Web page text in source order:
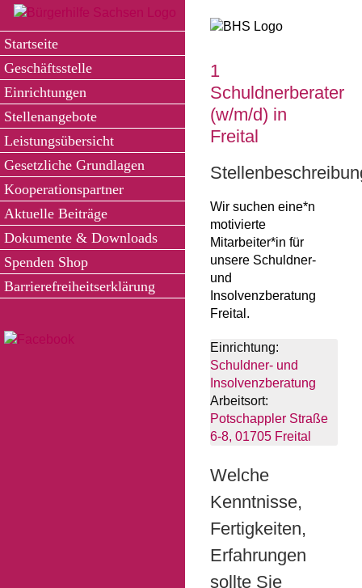
Zum
springen
Startseite
Geschäftsstelle
Einrichtungen
Stellenangebote
Leistungsübersicht
Gesetzliche Grundlagen
Kooperationspartner
Aktuelle Beiträge
Dokumente & Downloads
Spenden Shop
Barrierefreiheitserklärung
1
Schuldnerberater
(w/m/d) in
Freital
Wir suchen eine*n
motivierte
Mitarbeiter*in für
unsere Schuldner-
und
Insolvenzberatung
Freital.
Einrichtung:
Schuldner- und
Insolvenzberatung
Arbeitsort:
Potschappler Straße
6-8, 01705 Freital
Welche
Kenntnisse,
Fertigkeiten,
Erfahrungen
sollte Sie